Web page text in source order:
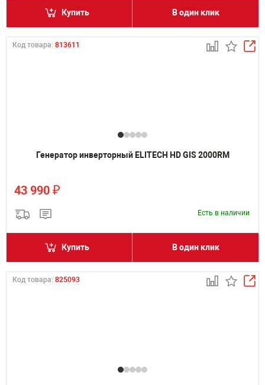
Купить В один клик
Код товара: 813611
Генератор инверторный ELITECH HD GIS 2000RM
43 990 ₽
Есть в наличии
Купить В один клик
Код товара: 825093